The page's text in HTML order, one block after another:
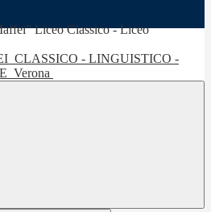
CLASSICO - LINGUISTICO -
Verona